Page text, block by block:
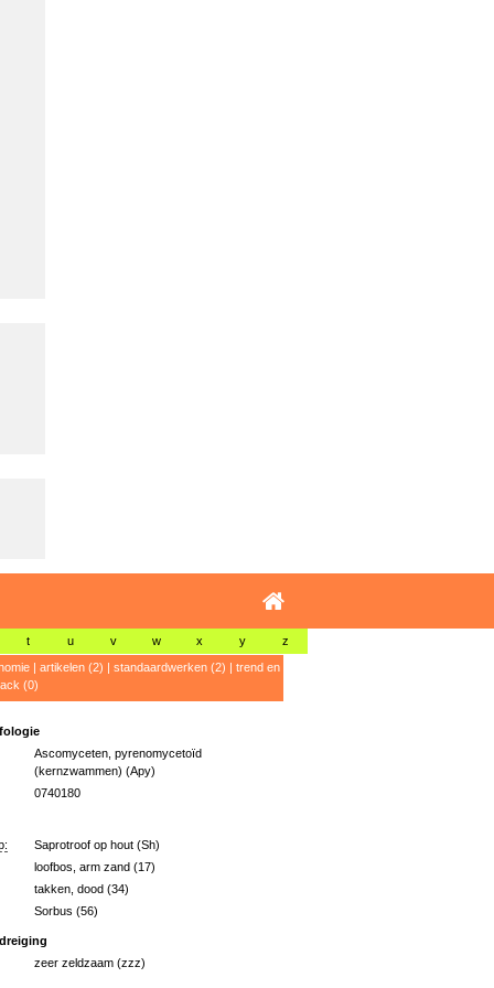
t u v w x y z
| artikelen (2) | standaardwerken (2) | trend en
(0)
Ascomyceten, pyrenomycetoïd
(kernzwammen) (Apy)
0740180
Saprotroof op hout (Sh)
loofbos, arm zand (17)
takken, dood (34)
Sorbus (56)
zeer zeldzaam (zzz)